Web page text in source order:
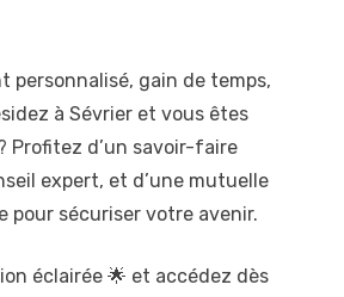
personnalisé, gain de temps,
à Sévrier et vous êtes
Profitez d’un savoir-faire
expert, et d’une mutuelle
pour sécuriser votre avenir.
éclairée 🌟 et accédez dès